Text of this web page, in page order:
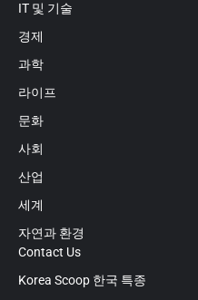
IT 및 기술
경제
과학
라이프
문화
사회
산업
세계
자연과 환경
Contact Us
Korea Scoop 한국 특종